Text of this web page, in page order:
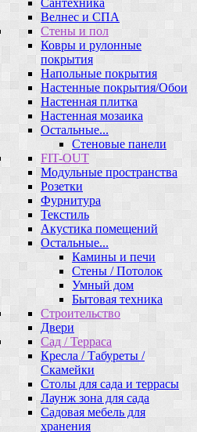
Велнес и СПА
Стены и пол
Ковры и рулонные
покрытия
Напольные покрытия
Настенные покрытия/Обои
Настенная плитка
Настенная мозаика
Остальные...
Стеновые панели
FIT-OUT
Модульные пространства
Розетки
Фурнитура
Текстиль
Акустика помещений
Остальные...
Камины и печи
Стены / Потолок
Умный дом
Бытовая техника
Строительство
Двери
Сад / Терраса
Кресла / Табуреты /
Скамейки
Столы для сада и террасы
Лаунж зона для сада
Садовая мебель для
хранения